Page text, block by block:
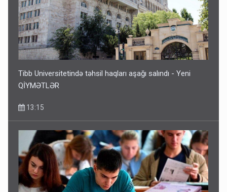
Tibb Universitetində təhsil haqları aşağı salındı - Yeni
QİYMƏTLƏR
13:15